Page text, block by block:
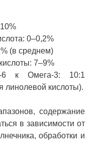
0–0,2%
(в среднем)
7–9%
6 к Омега-3: 10:1
линолевой кислоты).
содержание
в зависимости от
обработки и